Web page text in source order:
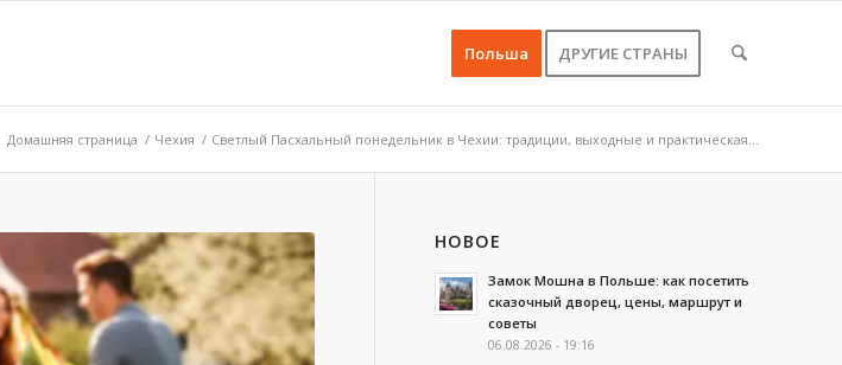
Польша ДРУГИЕ СТРАНЫ
Домашняя страница / Чехия / Светлый Пасхальный понедельник в Чехии: традиции, выходные и практическая...
НОВОЕ
Замок Мошна в Польше: как посетить
сказочный дворец, цены, маршрут и
советы
06.08.2026 - 19:16